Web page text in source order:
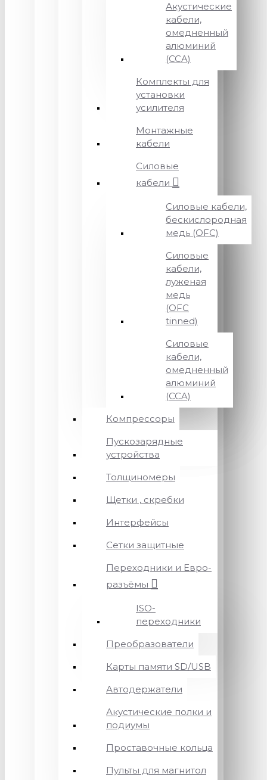
Акустические
кабели,
омедненный
алюминий
(CCA)
Комплекты для
установки
усилителя
Монтажные
кабели
Силовые
кабели
Силовые кабели,
бескислородная
медь (OFC)
Силовые
кабели,
луженая
медь
(OFC
tinned)
Силовые
кабели,
омедненный
алюминий
(CCA)
Компрессоры
Пускозарядные
устройства
Толщиномеры
Щетки , скребки
Интерфейсы
Сетки защитные
Переходники и Евро-
разъёмы
ISO-
переходники
Преобразователи
Карты памяти SD/USB
Автодержатели
Акустические полки и
подиумы
Проставочные кольца
Пульты для магнитол